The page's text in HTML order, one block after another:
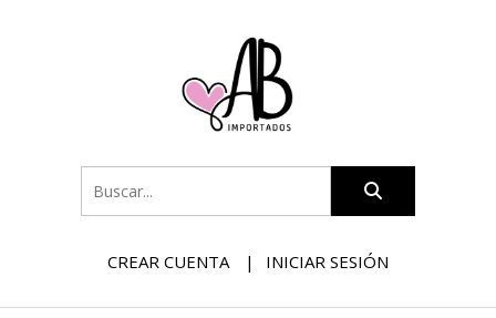
CREAR CUENTA INICIAR SESIÓN